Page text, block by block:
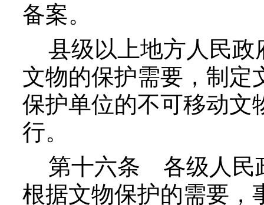
备案。
县级以上地方人民政
文物的保护需要，制定
保护单位的不可移动文
行。
第十六条 各级人民
根据文物保护的需要，